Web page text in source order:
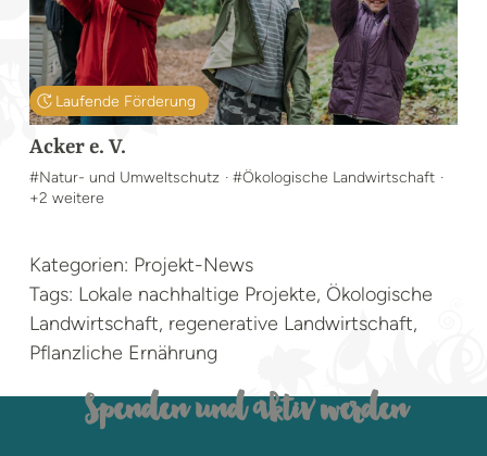
Laufende Förderung
Acker e. V.
#Natur- und Umweltschutz · #Ökologische Landwirtschaft ·
+2 weitere
Kategorien: Projekt-News
Tags: Lokale nachhaltige Projekte, Ökologische
Landwirtschaft, regenerative Landwirtschaft,
Pflanzliche Ernährung
Spenden und aktiv werden